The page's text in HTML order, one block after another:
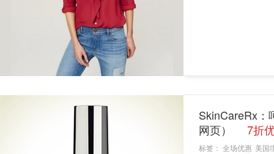
SkinCareRx：
网页）
7折
标签： 全场优惠 美国